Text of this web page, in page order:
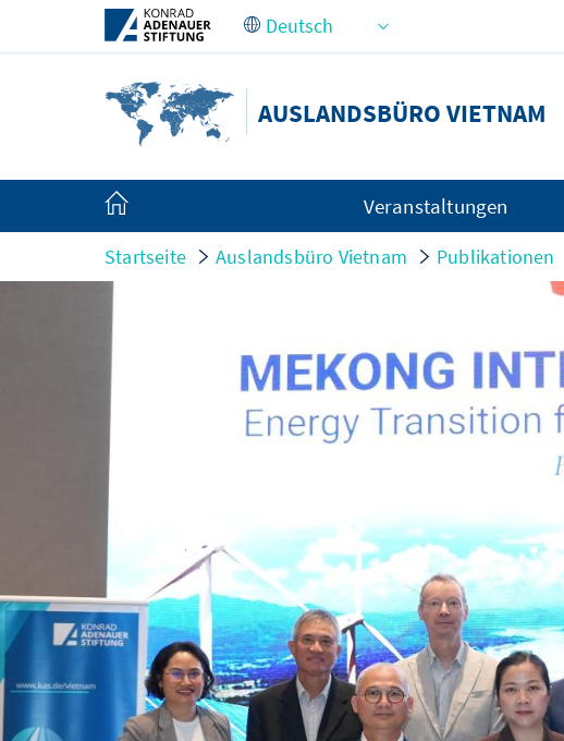
Zum Hauptinhalt springen
AUSLANDSBÜRO VIETNAM
Veranstaltungen
Startseite Auslandsbüro Vietnam Publikationen